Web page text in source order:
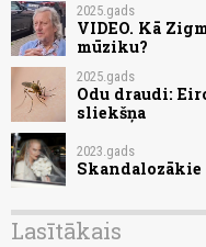
2025.gads
VIDEO. Kā
mūziku?
2025.gads
Odu draudi:
sliekšņa
2023.gads
Lasītākais